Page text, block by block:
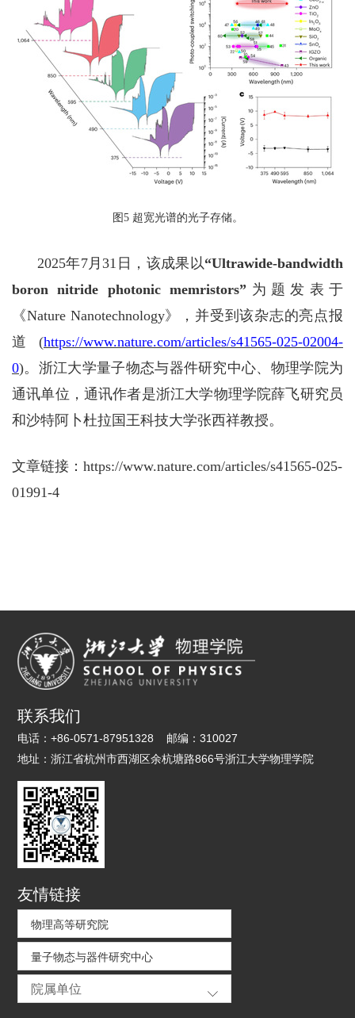
图5 超宽光谱的光子存储。
2025年7月31 日，该成果以“Ultrawide-bandwidth
boron nitride photonic memristors” 为题发表于
《Nature Nanotechnology》
，并受到该杂志的亮点报
道 (https://www.nature.com/articles/s41565-025-02004-
0)。 浙江大学量子物态与器件研究中心、物理学院为
通讯单位， 通讯作者是浙江大学物理学院薛飞研究员
和沙特阿卜杜拉国王科技大学张西祥教授。
文章链接： https://www.nature.com/articles/s41565-025-
01991-4
联系我们
电话：+86-0571-87951328 邮编：310027
地址：浙江省杭州市西湖区余杭塘路866号浙江大学物理学院
友情链接
物理高等研究院
量子物态与器件研究中心
院属单位